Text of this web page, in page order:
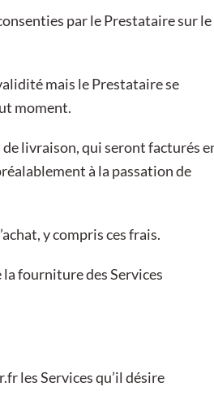
par le Prestataire sur le
mais le Prestataire se
moment.
livraison, qui seront facturés
à la passation de
y compris ces frais.
fourniture des Services
les Services qu’il désire